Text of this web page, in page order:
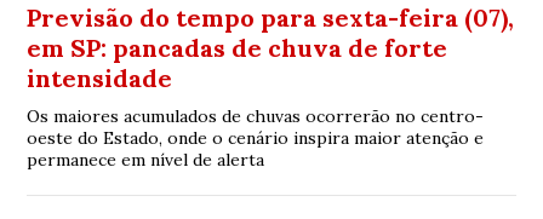
Previsão do tempo para sexta-feira (07),
em SP: pancadas de chuva de forte
intensidade
Os maiores acumulados de chuvas ocorrerão no centro-
oeste do Estado, onde o cenário inspira maior atenção e
permanece em nível de alerta